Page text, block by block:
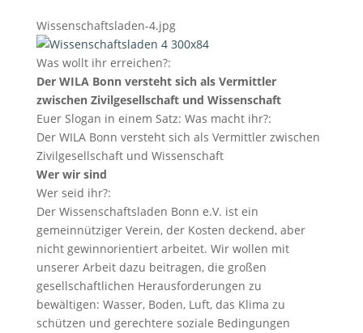
Wissenschaftsladen-4.jpg
Was wollt ihr erreichen?:
Der WILA Bonn versteht sich als Vermittler
zwischen Zivilgesellschaft und Wissenschaft
Euer Slogan in einem Satz: Was macht ihr?:
Der WILA Bonn versteht sich als Vermittler zwischen
Zivilgesellschaft und Wissenschaft
Wer wir sind
Wer seid ihr?:
Der Wissenschaftsladen Bonn e.V. ist ein
gemeinnütziger Verein, der Kosten deckend, aber
nicht gewinnorientiert arbeitet. Wir wollen mit
unserer Arbeit dazu beitragen, die großen
gesellschaftlichen Herausforderungen zu
bewältigen: Wasser, Boden, Luft, das Klima zu
schützen und gerechtere soziale Bedingungen